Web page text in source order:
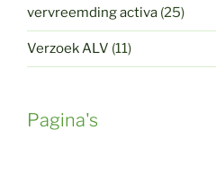
vervreemding activa (25)
Verzoek ALV (11)
Pagina's